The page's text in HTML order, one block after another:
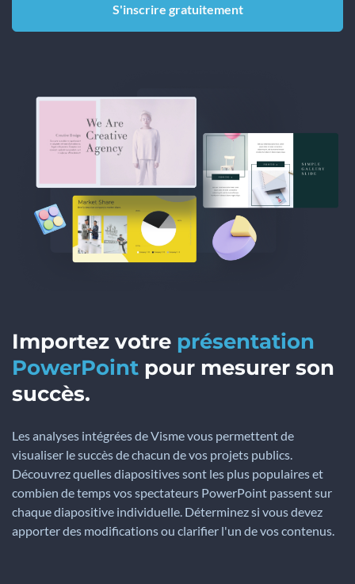
S'inscrire gratuitement
Importez votre présentation
PowerPoint pour mesurer son
succès.
Les analyses intégrées de Visme vous permettent de
visualiser le succès de chacun de vos projets publics.
Découvrez quelles diapositives sont les plus populaires et
combien de temps vos spectateurs PowerPoint passent sur
chaque diapositive individuelle. Déterminez si vous devez
apporter des modifications ou clarifier l'un de vos contenus.